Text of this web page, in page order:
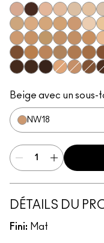
N12NW63
N11N18NC5N10
NC17NC18NW15NC20NW18C4
NC35NC37NC38NC40NC41NC42
NW45
C8NC45NC45.5
NC46
Beige avec un
NW18
DÉTAILS DU
Fini: Mat